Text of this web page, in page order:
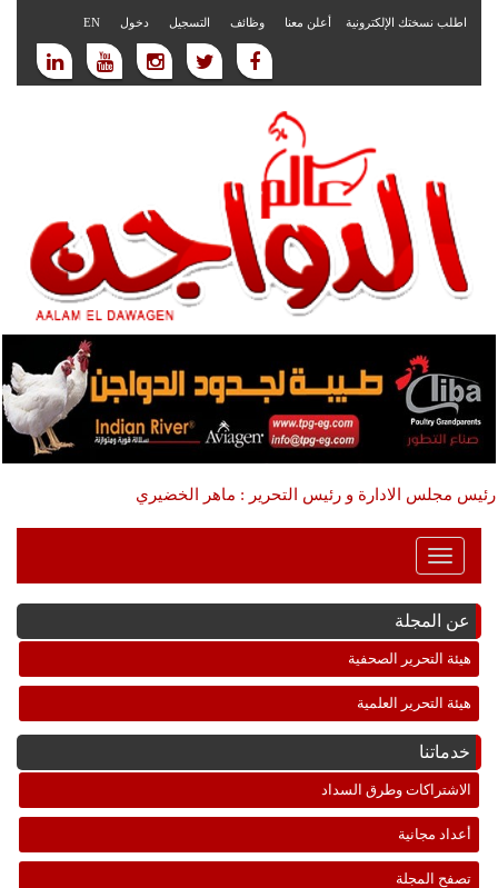
اطلب نسختك الإلكترونية أعلن معنا وظائف التسجيل دخول EN
رئيس مجلس الادارة و رئيس التحرير : ماهر الخضيري
Toggle
Navigation
عن المجلة
هيئة التحرير الصحفية
هيئة التحرير العلمية
خدماتنا
الاشتراكات وطرق السداد
أعداد مجانية
تصفح المجلة